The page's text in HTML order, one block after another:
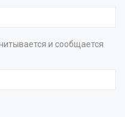
и сообщается